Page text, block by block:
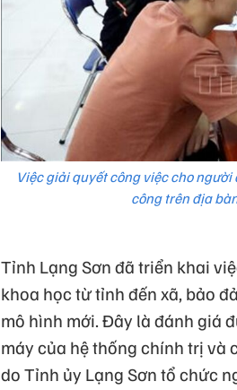
Việc giải quyết công việc cho
công trên địa
Tỉnh Lạng Sơn đã triển khai
khoa học từ tỉnh đến xã, bảo
mô hình mới. Đây là đánh giá
máy của hệ thống chính trị và
do Tỉnh ủy Lạng Sơn tổ chức